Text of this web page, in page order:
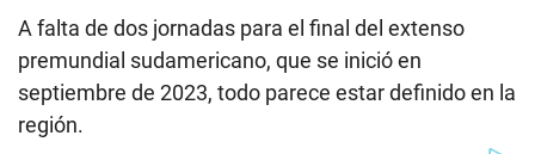
A falta de dos jornadas para el final del extenso
premundial sudamericano, que se inició en
septiembre de 2023, todo parece estar definido en la
región.